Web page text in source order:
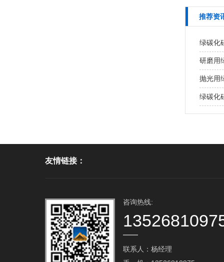
推荐资
绿碳化
研磨用
抛光用
绿碳化
友情链接：
咨询热线:
联系人：杨经理